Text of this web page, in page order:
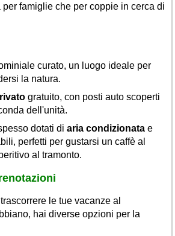
famiglie che per coppie in cerca di
curato, un luogo ideale per
la natura.
gratuito, con posti auto scoperti
dell'unità.
dotati di aria condizionata e
perfetti per gustarsi un caffè al
al tramonto.
le tue vacanze al
hai diverse opzioni per la